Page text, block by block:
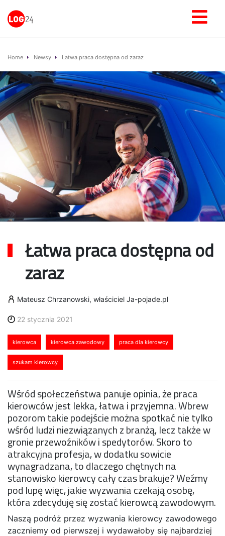
Home Newsy Łatwa praca dostępna od zaraz
Łatwa praca dostępna od
zaraz
Mateusz Chrzanowski, właściciel Ja-pojade.pl
22 stycznia 2021
kierowca kierowca zawodowy praca dla kierowcy
szukam kierowcy
Wśród społeczeństwa panuje opinia, że praca
kierowców jest lekka, łatwa i przyjemna. Wbrew
pozorom takie podejście można spotkać nie tylko
wśród ludzi niezwiązanych z branżą, lecz także w
gronie przewoźników i spedytorów. Skoro to
atrakcyjna profesja, w dodatku sowicie
wynagradzana, to dlaczego chętnych na
stanowisko kierowcy cały czas brakuje? Weźmy
pod lupę więc, jakie wyzwania czekają osobę,
która zdecyduję się zostać kierowcą zawodowym.
Naszą podróż przez wyzwania kierowcy zawodowego
zaczniemy od pierwszej i wydawałoby się najbardziej